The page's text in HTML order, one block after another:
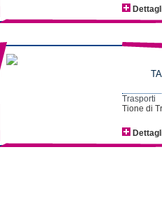
Trasporti
Tione di